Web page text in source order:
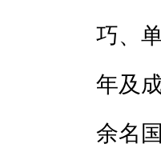
巧、
年及
余名